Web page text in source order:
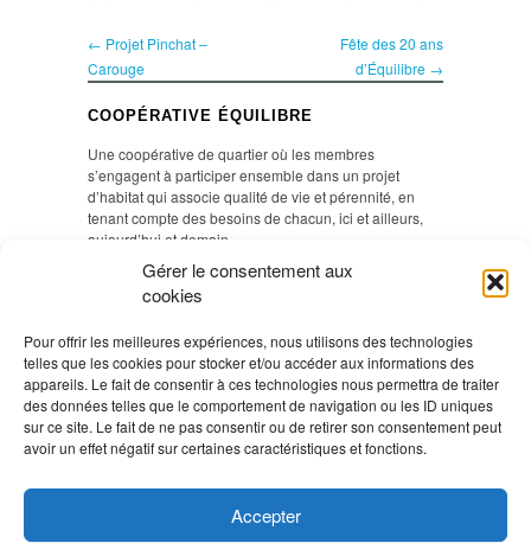
Gérer le consentement aux
cookies
Pour offrir les meilleures expériences, nous utilisons des technologies
telles que les cookies pour stocker et/ou accéder aux informations des
appareils. Le fait de consentir à ces technologies nous permettra de traiter
des données telles que le comportement de navigation ou les ID uniques
sur ce site. Le fait de ne pas consentir ou de retirer son consentement peut
avoir un effet négatif sur certaines caractéristiques et fonctions.
Accepter
← Projet Pinchat –
Carouge
Fête des 20 ans
d’Équilibre →
COOPÉRATIVE ÉQUILIBRE
Une coopérative de quartier où les membres
s’engagent à participer ensemble dans un projet
d’habitat qui associe qualité de vie et pérennité, en
tenant compte des besoins de chacun, ici et ailleurs,
aujourd’hui et demain.
Si vous êtes intéressé à visiter les immeubles de la
coopérative Equilibre, vous avez la possibilité de vous
inscrire pour une des prochaines dates de visite.En
savoir plus >